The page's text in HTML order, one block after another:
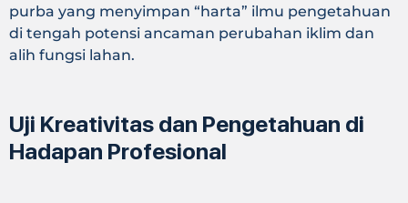
purba yang menyimpan “harta” ilmu pengetahuan
di tengah potensi ancaman perubahan iklim dan
alih fungsi lahan.
Uji Kreativitas dan Pengetahuan di
Hadapan Profesional